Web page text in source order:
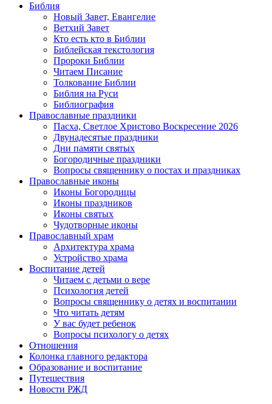
Библия
Новый Завет, Евангелие
Ветхий Завет
Кто есть кто в Библии
Библейская текстология
Пророки Библии
Читаем Писание
Толкование Библии
Библия на Руси
Библиография
Православные праздники
Пасха, Светлое Христово Воскресение 2026
Двунадесятые праздники
Дни памяти святых
Богородичные праздники
Вопросы священнику о постах и праздниках
Православные иконы
Иконы Богородицы
Иконы праздников
Иконы святых
Чудотворные иконы
Православный храм
Архитектура храма
Устройство храма
Воспитание детей
Читаем с детьми о вере
Психология детей
Вопросы священнику о детях и воспитании
Что читать детям
У вас будет ребенок
Вопросы психологу о детях
Отношения
Колонка главного редактора
Образование и воспитание
Путешествия
Новости РЖД